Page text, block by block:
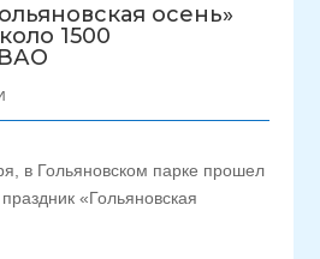
осень»
1500
в Гольяновском парке прошел
«Гольяновская